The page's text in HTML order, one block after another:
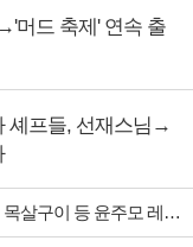
머드 축제' 연속 출
셰프들, 선재스님→
이 등 윤주모 레시피 섭렵